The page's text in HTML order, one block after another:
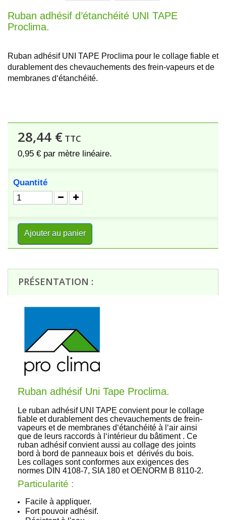
Ruban adhésif d’étanchéité UNI TAPE
Proclima.
Ruban adhésif UNI TAPE Proclima pour le collage fiable et
durablement des chevauchements des frein-vapeurs et de
membranes d‘étanchéité.
28,44 € TTC
0,95 € par mètre linéaire.
Quantité
Ajouter au panier
PRÉSENTATION :
Ruban adhésif Uni Tape Proclima.
Le ruban adhésif UNI TAPE convient pour le collage
fiable et durablement des chevauchements de frein-
vapeurs et de membranes d‘étanchéité à l‘air ainsi
que de leurs raccords à l‘intérieur du bâtiment . Ce
ruban adhésif convient aussi au collage des joints
bord à bord de panneaux bois et dérivés du bois.
Les collages sont conformes aux exigences des
normes DIN 4108-7, SIA 180 et OENORM B 8110-2.
Particularité :
Facile à appliquer.
Fort pouvoir adhésif.